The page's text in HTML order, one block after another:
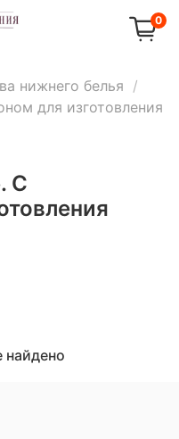
0
нижнего белья
для изготовления
С
найдено